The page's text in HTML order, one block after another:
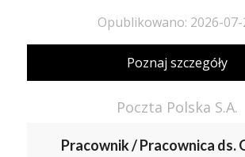
Opublikowano: 2026-
Poznaj szczegóły
Poczta Polska S.A.
Pracownik / Pracownica ds.